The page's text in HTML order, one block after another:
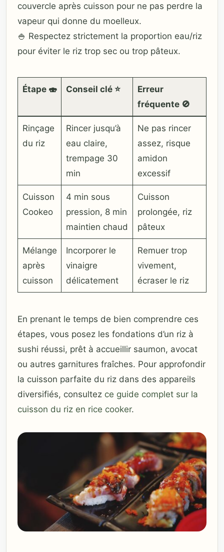
couvercle après cuisson pour ne pas perdre la
vapeur qui donne du moelleux.
🍚 Respectez strictement la proportion eau/riz
pour éviter le riz trop sec ou trop pâteux.
Étape 🍣 Conseil clé ⭐
Erreur
fréquente 🚫
Rinçage
du riz
Rincer jusqu’à
eau claire,
trempage 30
min
Ne pas rincer
assez, risque
amidon
excessif
Cuisson
Cookeo
4 min sous
pression, 8 min
maintien chaud
Cuisson
prolongée, riz
pâteux
Mélange
après
cuisson
Incorporer le
vinaigre
délicatement
Remuer trop
vivement,
écraser le riz
En prenant le temps de bien comprendre ces
étapes, vous posez les fondations d’un riz à
sushi réussi, prêt à accueillir saumon, avocat
ou autres garnitures fraîches. Pour approfondir
la cuisson parfaite du riz dans des appareils
diversifiés, consultez ce guide complet sur la
cuisson du riz en rice cooker.